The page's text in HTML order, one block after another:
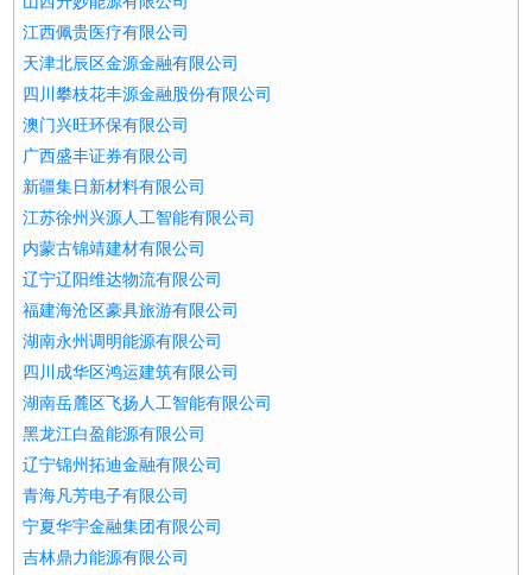
江西佩贵医疗有限公司
天津北辰区金源金融有限公司
四川攀枝花丰源金融股份有限公司
澳门兴旺环保有限公司
广西盛丰证券有限公司
新疆集日新材料有限公司
江苏徐州兴源人工智能有限公司
内蒙古锦靖建材有限公司
辽宁辽阳维达物流有限公司
福建海沧区豪具旅游有限公司
湖南永州调明能源有限公司
四川成华区鸿运建筑有限公司
湖南岳麓区飞扬人工智能有限公司
黑龙江白盈能源有限公司
辽宁锦州拓迪金融有限公司
青海凡芳电子有限公司
宁夏华宇金融集团有限公司
吉林鼎力能源有限公司